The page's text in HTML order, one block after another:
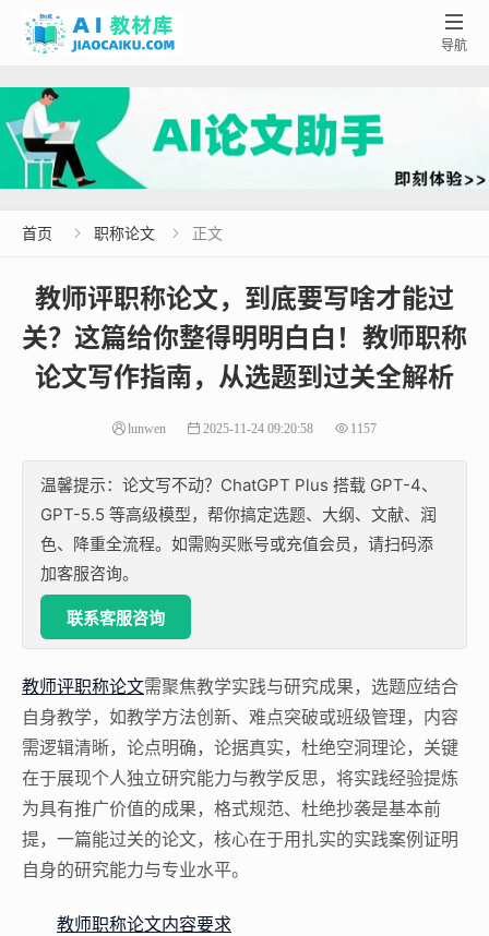

导航
首页  职称论文  正文
教师评职称论文，到底要写啥才能过
关？这篇给你整得明明白白！教师职称
论文写作指南，从选题到过关全解析
lunwen 2025-11-24 09:20:58 1157
温馨提示：论文写不动？ChatGPT Plus 搭载 GPT-4、
GPT-5.5 等高级模型，帮你搞定选题、大纲、文献、润
色、降重全流程。如需购买账号或充值会员，请扫码添
加客服咨询。
联系客服咨询
教师评职称论文需聚焦教学实践与研究成果，选题应结合
自身教学，如教学方法创新、难点突破或班级管理，内容
需逻辑清晰，论点明确，论据真实，杜绝空洞理论，关键
在于展现个人独立研究能力与教学反思，将实践经验提炼
为具有推广价值的成果，格式规范、杜绝抄袭是基本前
提，一篇能过关的论文，核心在于用扎实的实践案例证明
自身的研究能力与专业水平。
教师职称论文内容要求